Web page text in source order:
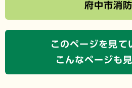
府中市消
このページを見て
こんなページも